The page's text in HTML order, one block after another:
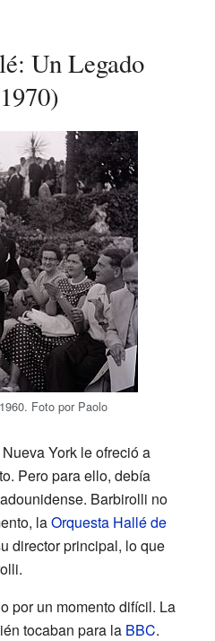
Un Legado
Foto por Paolo
York le ofreció a
Pero para ello, debía
Barbirolli no
laOrquesta Hallé de
director principal, lo que
por un momento difícil. La
tocaban para la BBC.